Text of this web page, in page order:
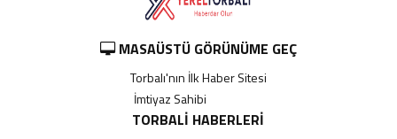
MASAÜSTÜ GÖRÜNÜME GEÇ
Torbalı'nın İlk Haber Sitesi
İmtiyaz Sahibi
TORBALI HABERLERI